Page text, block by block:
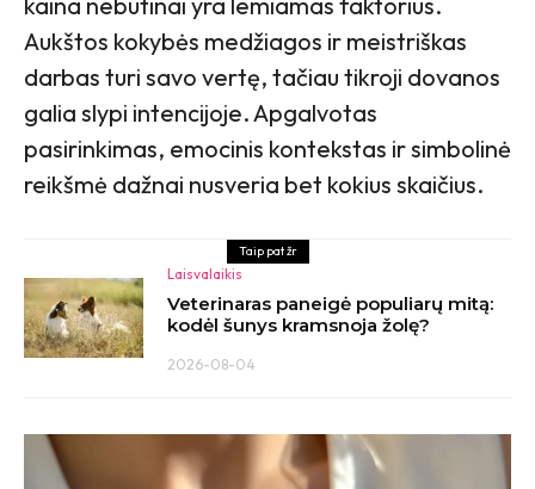
Aukštos kokybės medžiagos ir meistriškas
darbas turi savo vertę, tačiau tikroji dovanos
galia slypi intencijoje. Apgalvotas
pasirinkimas, emocinis kontekstas ir simbolinė
reikšmė dažnai nusveria bet kokius skaičius.
Taip pat žr
Laisvalaikis
Veterinaras paneigė populiarų mitą:
kodėl šunys kramsnoja žolę?
2026-08-04